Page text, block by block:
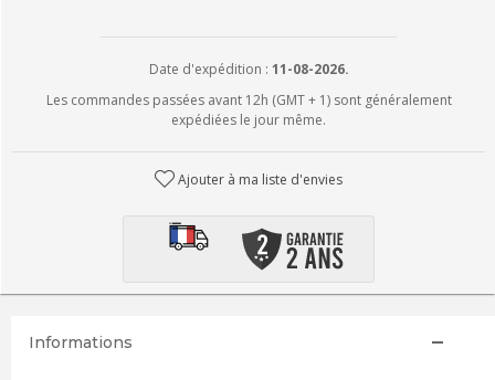
Date d'expédition : 11-08-2026.
Les commandes passées avant 12h (GMT + 1) sont généralement
expédiées le jour même.
Ajouter à ma liste d'envies
Informations